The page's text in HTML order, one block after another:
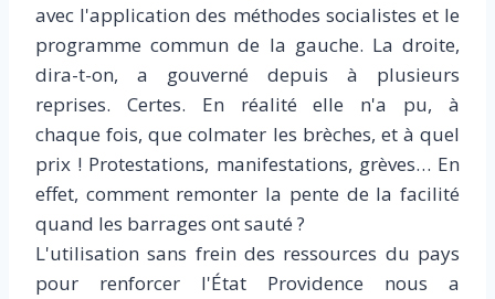
avec l'application des méthodes socialistes et le
programme commun de la gauche. La droite,
dira-t-on, a gouverné depuis à plusieurs
reprises. Certes. En réalité elle n'a pu, à
chaque fois, que colmater les brèches, et à quel
prix ! Protestations, manifestations, grèves… En
effet, comment remonter la pente de la facilité
quand les barrages ont sauté ?
L'utilisation sans frein des ressources du pays
pour renforcer l'État Providence nous a